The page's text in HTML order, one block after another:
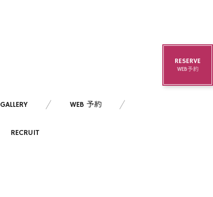
GALLERY WEB 予約
RECRUIT
RESERVE
WEB予約